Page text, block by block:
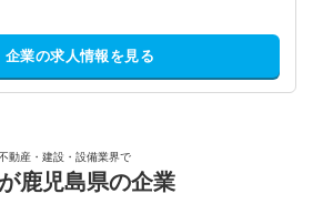
企業の求人情報を見る
動産・建設・設備業界で
鹿児島県の企業